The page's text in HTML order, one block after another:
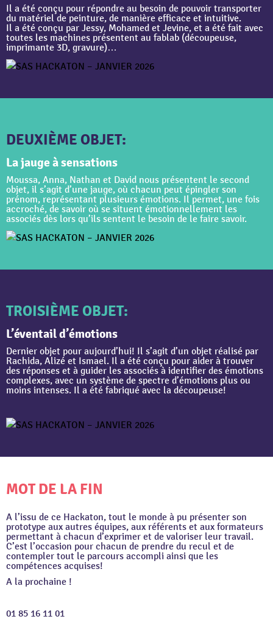
Il a été conçu pour répondre au besoin de pouvoir transporter
du matériel de peinture, de manière efficace et intuitive.
Il a été conçu par Jessy, Mohamed et Jevine, et a été fait avec
toutes les machines présentent au fablab (découpeuse,
imprimante 3D, gravure)…
DEUXIÈME OBJET:
La jauge à sensations
Moussa, Anna, Nathan et David nous présentent le second
objet, il s’agit d’une jauge, où chacun peut épingler son
prénom, représentant plusieurs émotions. Il permet, une fois
accroché, de savoir où se situent émotionnellement les
associés dès lors qu’ils sentent le besoin de le faire savoir.
TROISIÈME OBJET:
L’éventail d’émotions
Dernier objet pour aujourd’hui! Il s’agit d’un objet réalisé par
Rachida, Alizé et Ismael. Il a été conçu pour aider à trouver
des réponses et à guider les associés à identifier des émotions
complexes, avec un système de spectre d’émotions plus ou
moins intenses. Il a été fabriqué avec la découpeuse!
MOT DE LA FIN
A l’issu de ce Hackaton, tout le monde à pu présenter son
prototype aux autres équipes, aux référents et aux formateurs
permettant à chacun d’exprimer et de valoriser leur travail.
C’est l’occasion pour chacun de prendre du recul et de
contempler tout le parcours accompli ainsi que les
compétences acquises!
A la prochaine !
01 85 16 11 01